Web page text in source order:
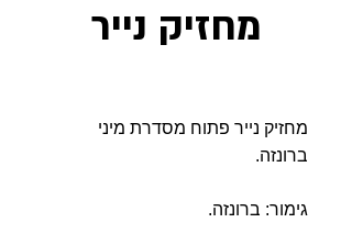
מחזיק נייר
מחזיק נייר פתוח מסדרת מיני
ברונזה.
גימור: ברונזה.